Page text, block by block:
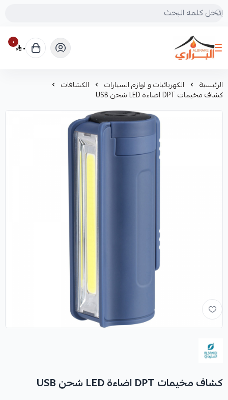
البراري للرحلات
٠ ٠
الرئيسية الكهربائيات و لوازم السيارات الكشافات
كشاف مخيمات DPT اضاءة LED شحن USB
كشاف مخيمات DPT اضاءة LED شحن USB